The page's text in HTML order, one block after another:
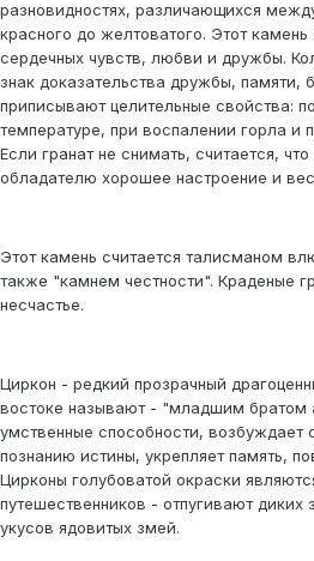
разновидностях, различающихся
красного до желтоватого. Этот
сердечных чувств, любви и дружбы.
знак доказательства дружбы, памяти,
приписывают целительные свойства:
температуре, при воспалении горла и
Если гранат не снимать, считается,
обладателю хорошее настроение и
Этот камень считается талисманом
также "камнем честности". Краденые
несчастье.
Циркон - редкий прозрачный
востоке называют - "младшим братом
умственные способности, возбуждает
познанию истины, укрепляет память,
Цирконы голубоватой окраски
путешественников - отпугивают диких
укусов ядовитых змей.